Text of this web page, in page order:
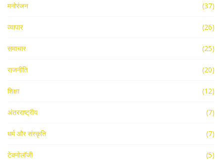
मनोरंजन (37)
व्यापार (26)
समाचार (25)
राजनीति (20)
शिक्षा (12)
अंतरराष्ट्रीय (7)
धर्म और संस्कृति (7)
टेक्नोलॉजी (5)